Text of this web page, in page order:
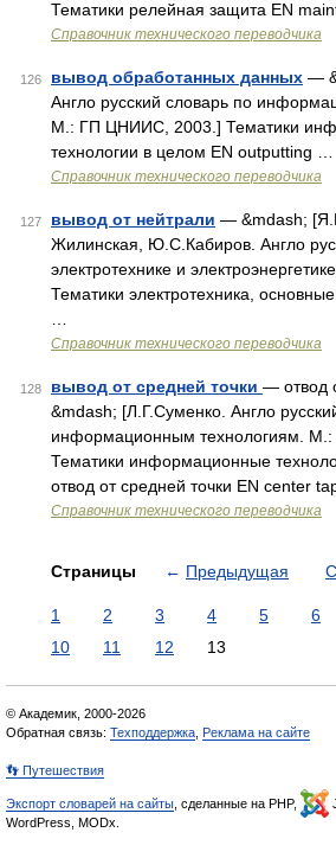
Тематики релейная защита EN
Справочник технического переводчика
126 вывод обработанных данных —
Англо русский словарь по
М.: ГП ЦНИИС, 2003.] Тематики
технологии в целом EN outputting …
Справочник технического переводчика
127 вывод от нейтрали — &mdash;
Жилинская, Ю.С.Кабиров. Англо
электротехнике и
Тематики электротехника,
Справочник технического переводчика
128 вывод от средней точки — отвод
&mdash; [Л.Г.Суменко. Англо
информационным технологиям.
Тематики информационные
отвод от средней точки EN center
Справочник технического переводчика
Страницы ← Предыдущая
1 2 3 4 5 6
10
11 12 13
© Академик, 2000-2026
Обратная связь: Техподдержка Реклама на сайте
👣 Путешествия
Экспорт словарей на сайты , сделанные на PHP,
WordPress, MODx.